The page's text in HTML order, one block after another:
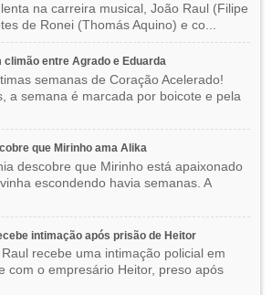
na carreira musical, João Raul (Filipe
de Ronei (Thomás Aquino) e co...
entre Agrado e Eduarda
semanas de Coração Acelerado!
a semana é marcada por boicote e pela
que Mirinho ama Alika
descobre que Mirinho está apaixonado
escondendo havia semanas. A
intimação após prisão de Heitor
recebe uma intimação policial em
com o empresário Heitor, preso após